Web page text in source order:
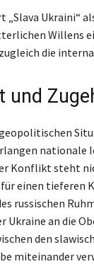
Ukraini“
Willens
die
und
nationale
Konflikt steht
einen tieferen
russischen
Ukraine an die
den
miteinander